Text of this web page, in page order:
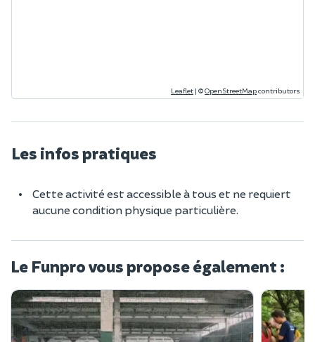
Leaflet | ©OpenStreetMapcontributors
Les infos pratiques
Cette activité est accessible à tous et ne requiert
aucune condition physique particulière.
Le Funpro vous propose également :